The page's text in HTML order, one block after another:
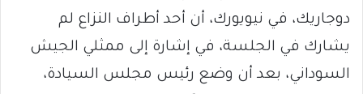
دوجاريك، في نيويورك، أن أحد أطراف النزاع لم
يشارك في الجلسة، في إشارة إلى ممثلي الجيش
السوداني، بعد أن وضع رئيس مجلس السيادة،